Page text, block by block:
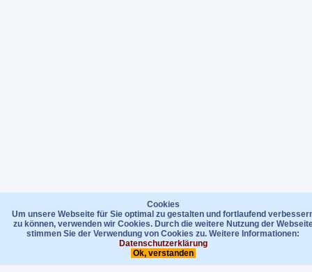
Cookies
Um unsere Webseite für Sie optimal zu gestalten und fortlaufend
zu können, verwenden wir Cookies. Durch die weitere Nutzung der
stimmen Sie der Verwendung von Cookies zu. Weitere Informationen:
Datenschutzerklärung
Ok, verstanden